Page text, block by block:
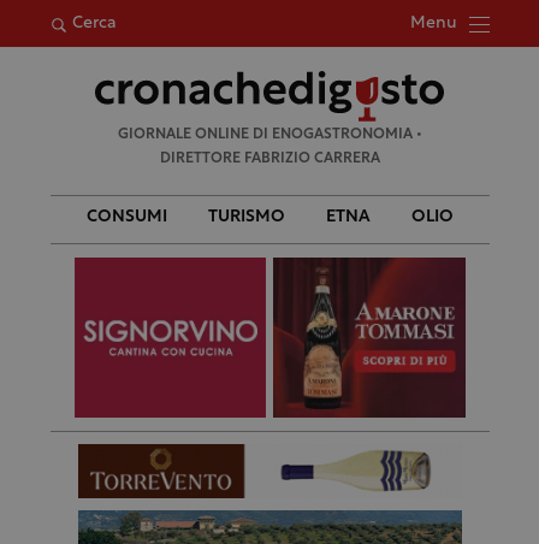
Cerca Menu
per:
GIORNALE ONLINE DI ENOGASTRONOMIA •
DIRETTORE FABRIZIO CARRERA
CONSUMI TURISMO ETNA OLIO